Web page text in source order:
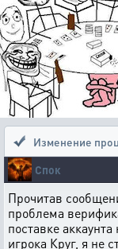
Изменение
Спок
Прочитав
проблема
поставке
игрока Круг, я не